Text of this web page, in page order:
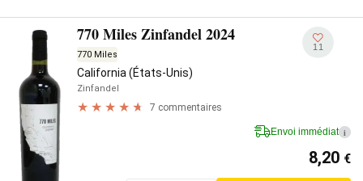
770 Miles Zinfandel 2024
770 Miles
California (États-Unis)
Zinfandel
7 commentaires
11
Envoi immédiat i
8,20 €